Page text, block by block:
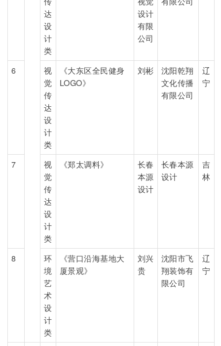
达
设
计
类
设计
有限
公司
6
视
觉
传
达
设
计
类
《大东区全民健身
LOGO》
刘彬
沈阳乾翔
文化传播
有限公司
辽
宁
7
视
觉
传
达
设
计
类
《郑太调料》
长春
本源
设计
长春本源
设计
吉
林
8
环
境
艺
术
设
计
类
《营口沿海基地大
厦景观》
刘兴
贵
沈阳市飞
翔装饰有
限公司
辽
宁